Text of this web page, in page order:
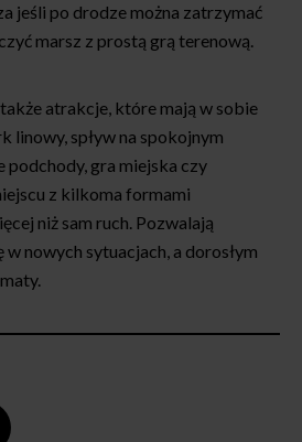
jeśli po drodze można zatrzymać
marsz z prostą grą terenową.
atrakcje, które mają w sobie
linowy, spływ na spokojnym
podchody, gra miejska czy
z kilkoma formami
niż sam ruch. Pozwalają
nowych sytuacjach, a dorosłym